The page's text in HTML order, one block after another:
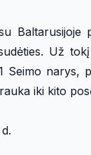
Baltarusijoje
Už
narys,
iki kito